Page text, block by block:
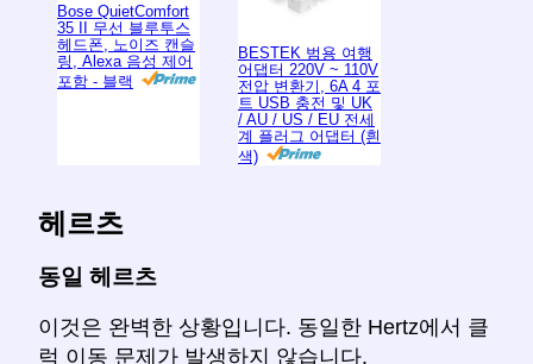
Bose QuietComfort
35 II 무선 블루투스
헤드폰, 노이즈 캔슬
링, Alexa 음성 제어
포함 - 블랙
BESTEK 범용 여행
어댑터 220V ~ 110V
전압 변환기, 6A 4 포
트 USB 충전 및 UK
/ AU / US / EU 전세
계 플러그 어댑터 (흰
색)
헤르츠
동일 헤르츠
이것은 완벽한 상황입니다. 동일한 Hertz에서 클
럭 이동 문제가 발생하지 않습니다.